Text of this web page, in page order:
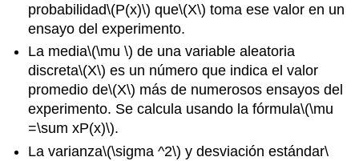
probabilidad\(P(x)\) que\(X\) toma ese valor en un
ensayo del experimento.
La media\(\mu \) de una variable aleatoria
discreta\(X\) es un número que indica el valor
promedio de\(X\) más de numerosos ensayos del
experimento. Se calcula usando la fórmula\(\mu
=\sum xP(x)\).
La varianza\(\sigma ^2\) y desviación estándar\